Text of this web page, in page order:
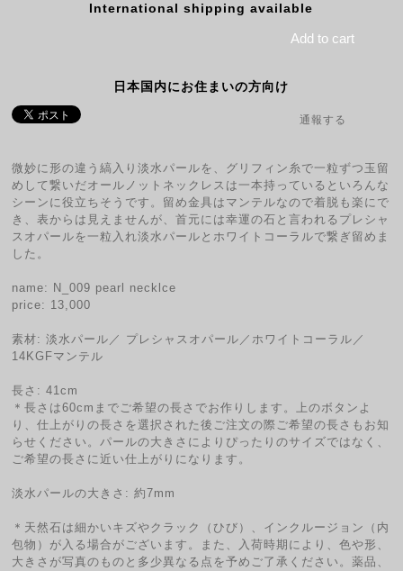
International shipping available
Add to cart
日本国内にお住まいの方向け
通報する
微妙に形の違う縞入り淡水パールを、グリフィン糸で一粒ずつ玉留
めして繋いだオールノットネックレスは一本持っているといろんな
シーンに役立ちそうです。留め金具はマンテルなので着脱も楽にで
き、表からは見えませんが、首元には幸運の石と言われるプレシャ
スオパールを一粒入れ淡水パールとホワイトコーラルで繋ぎ留めま
した。
name: N_009 pearl necklce
price: 13,000
素材: 淡水パール／ プレシャスオパール／ホワイトコーラル／
14KGFマンテル
長さ: 41cm
＊長さは60cmまでご希望の長さでお作りします。上のボタンよ
り、仕上がりの長さを選択された後ご注文の際ご希望の長さもお知
らせください。パールの大きさによりぴったりのサイズではなく、
ご希望の長さに近い仕上がりになります。
淡水パールの大きさ: 約7mm
＊天然石は細かいキズやクラック（ひび）、インクルージョン（内
包物）が入る場合がございます。また、入荷時期により、色や形、
大きさが写真のものと多少異なる点を予めご了承ください。薬品、